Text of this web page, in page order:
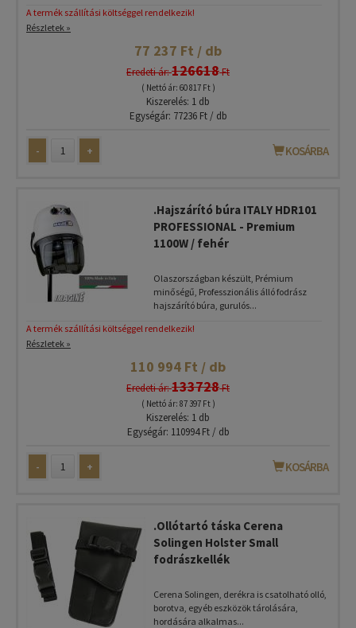
A termék szállítási költséggel rendelkezik!
Részletek »
77 237 Ft / db
Eredeti ár:126618Ft
( Nettó ár: 60 817 Ft )
Kiszerelés: 1 db
Egységár: 77236 Ft / db
- + KOSÁRBA
.Hajszárító búra ITALY HDR101
PROFESSIONAL - Premium
1100W / fehér
Olaszországban készült, Prémium
minőségű, Professzionális álló fodrász
hajszárító búra, gurulós...
A termék szállítási költséggel rendelkezik!
Részletek »
110 994 Ft / db
Eredeti ár:133728Ft
( Nettó ár: 87 397 Ft )
Kiszerelés: 1 db
Egységár: 110994 Ft / db
- + KOSÁRBA
.Ollótartó táska Cerena
Solingen Holster Small
fodrászkellék
Cerena Solingen, derékra is csatolható olló,
borotva, egyéb eszközök tárolására,
hordására alkalmas...